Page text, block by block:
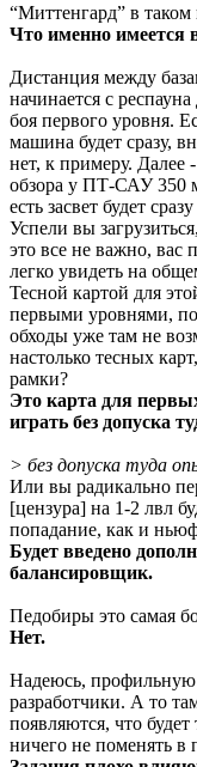
“Миттенгард” в таком
Что именно имеется
Дистанция между
начинается с
боя первого уровня.
машина будет сразу,
нет, к примеру. Далее
обзора у ПТ-САУ 350
есть засвет будет
Успели вы
это все не важно, вас
легко увидеть на
Тесной картой для
первыми уровнями,
обходы уже там не
настолько тесных
рамки?
Это карта для
играть без допуска
> без допуска туда
Или вы радикально
[цензура] на 1-2 лвл
попадание, как и
Будет введено
балансировщик.
Педобиры это самая
Нет.
Надеюсь,
разработчики. А то
появляются, что
ничего не поменять в